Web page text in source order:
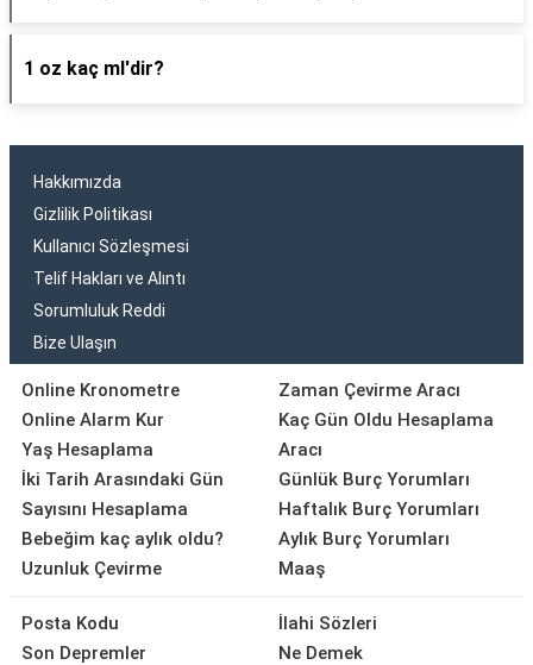
1 oz kaç ml'dir?
Hakkımızda
Gizlilik Politikası
Kullanıcı Sözleşmesi
Telif Hakları ve Alıntı
Sorumluluk Reddi
Bize Ulaşın
Online Kronometre
Online Alarm Kur
Yaş Hesaplama
İki Tarih Arasındaki Gün
Sayısını Hesaplama
Bebeğim kaç aylık oldu?
Uzunluk Çevirme
Zaman Çevirme Aracı
Kaç Gün Oldu Hesaplama
Aracı
Günlük Burç Yorumları
Haftalık Burç Yorumları
Aylık Burç Yorumları
Maaş
Posta Kodu
Son Depremler
İlahi Sözleri
Ne Demek